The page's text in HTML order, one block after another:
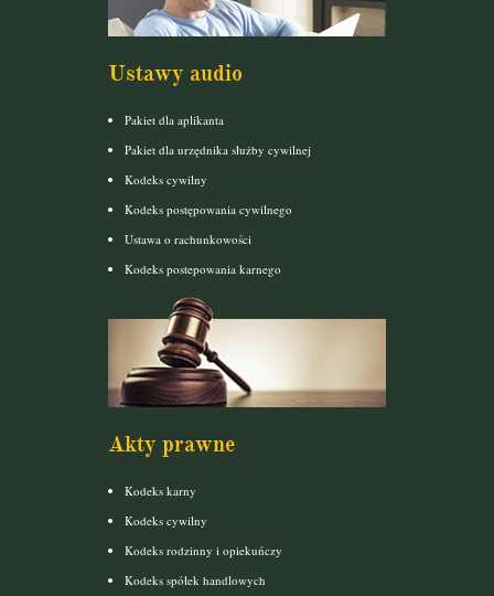
Ustawy audio
Pakiet dla aplikanta
Pakiet dla urzędnika służby cywilnej
Kodeks cywilny
Kodeks postępowania cywilnego
Ustawa o rachunkowości
Kodeks postepowania karnego
Akty prawne
Kodeks karny
Kodeks cywilny
Kodeks rodzinny i opiekuńczy
Kodeks spółek handlowych